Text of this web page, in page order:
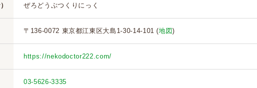
ぜろどうぶつくりにっく
〒136-0072 東京都江東区大島1-30-14-101 (地図)
https://nekodoctor222.com/
03-5626-3335